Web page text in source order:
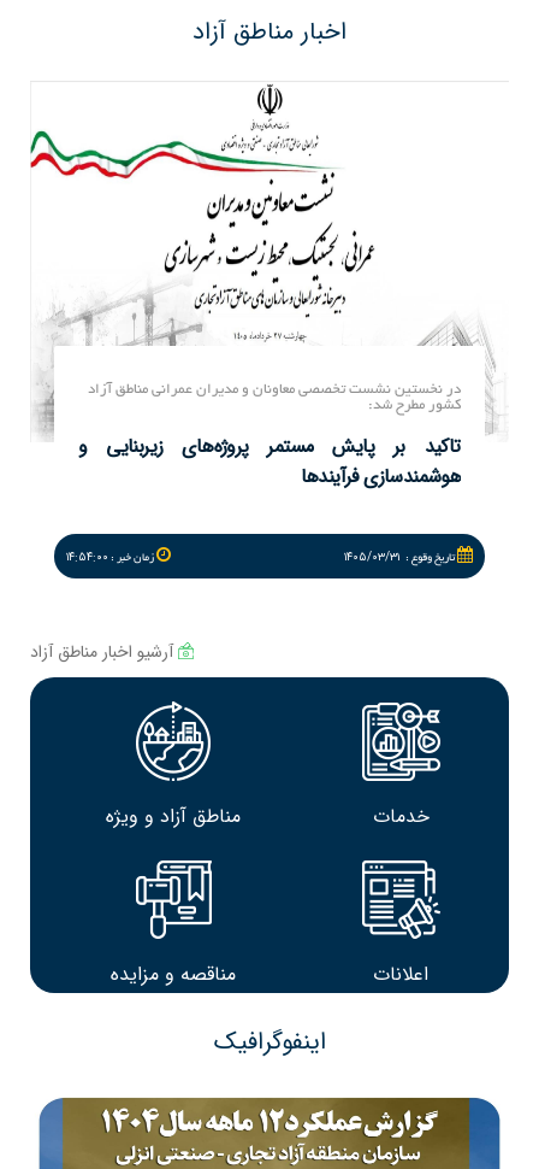
اخبار مناطق آزاد
در نخستین نشست تخصصی معاونان و مدیران عمرانی مناطق آزاد
کشور مطرح شد:
تاكید بر پایش مستمر پروژه‌های زیربنایی و
هوشمندسازی فرآیندها
تاريخ وقوع : ۱۴۰۵/۰۳/۳۱ زمان خبر : ۱۴:۵۴:۰۰
آرشیو اخبار مناطق آزاد
خدمات مناطق آزاد و ویژه
اعلانات مناقصه و مزایده
اینفوگرافیک